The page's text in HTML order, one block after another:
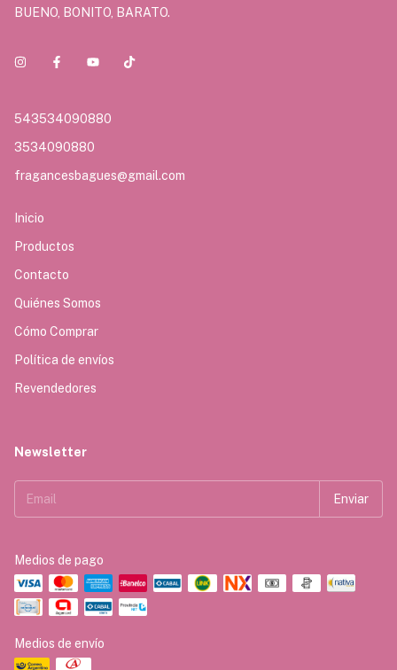
BUENO, BONITO, BARATO.
543534090880
3534090880
fragancesbagues@gmail.com
Inicio
Productos
Contacto
Quiénes Somos
Cómo Comprar
Política de envíos
Revendedores
Newsletter
Medios de pago
Medios de envío